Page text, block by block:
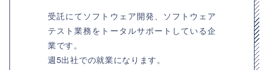
受託にてソフトウェア開発、ソフトウェア
テスト業務をトータルサポートしている企
業です。
週5出社での就業になります。